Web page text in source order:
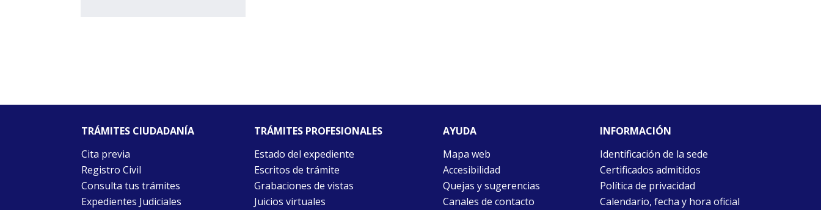
TRÁMITES CIUDADANÍA
Cita previa
Registro Civil
Consulta tus trámites
Expedientes Judiciales
TRÁMITES PROFESIONALES
Estado del expediente
Escritos de trámite
Grabaciones de vistas
Juicios virtuales
AYUDA
Mapa web
Accesibilidad
Quejas y sugerencias
Canales de contacto
INFORMACIÓN
Identificación de la sede
Certificados admitidos
Política de privacidad
Calendario, fecha y hora oficial